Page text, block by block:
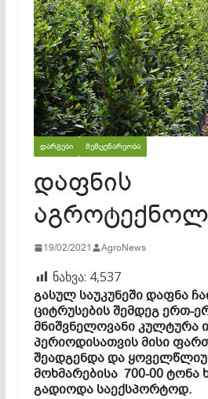
ᲓᲐᲠᲒᲔᲑᲘ ᲛᲔᲛᲪᲔᲜᲐᲠᲔᲝᲑᲐ
დაფნის
19/02/2021 AgroNews
ნახვა: 4,537
გასულ საუკუნეში დაფნა
ციტრუსების შემდეგ ერთ-
მნიშვნელოვანი კულტურა
პერიოდისათვის მისი
შეადგენდა და
მოხმარებისა 700-00
გადიოდა საექსპორტოდ.